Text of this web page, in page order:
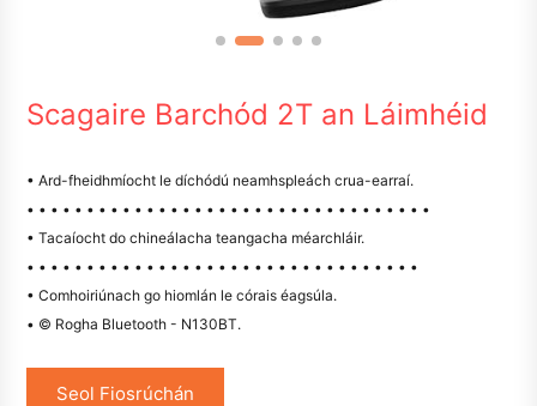
Scagaire Barchód 2T an Láimhéid
• Ard-fheidhmíocht le díchódú neamhspleách crua-earraí.
• • • • • • • • • • • • • • • • • • • • • • • • • • • • • • • • • •
• Tacaíocht do chineálacha teangacha méarchláir.
• • • • • • • • • • • • • • • • • • • • • • • • • • • • • • • • •
• Comhoiriúnach go hiomlán le córais éagsúla.
• © Rogha Bluetooth - N130BT.
Seol Fiosrúchán